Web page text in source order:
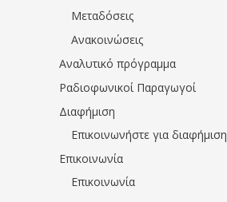
Μεταδόσεις
Ανακοινώσεις
Αναλυτικό πρόγραμμα
Ραδιοφωνικοί Παραγωγοί
Διαφήμιση
Επικοινωνήστε για διαφήμιση
Επικοινωνία
Επικοινωνία